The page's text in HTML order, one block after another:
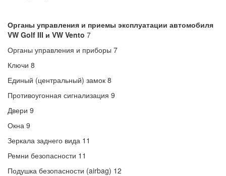
Органы управления и приемы эксплуатации автомобиля
VW Golf III и VW Vento 7
Органы управления и приборы 7
Ключи 8
Единый (центральный) замок 8
Противоугонная сигнализация 9
Двери 9
Окна 9
Зеркала заднего вида 11
Ремни безопасности 11
Подушка безопасности (airbag) 12